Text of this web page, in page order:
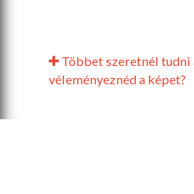
Többet szeretnél tudni
véleményeznéd a képet?